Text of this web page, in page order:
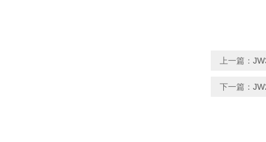
上一篇：
下一篇：